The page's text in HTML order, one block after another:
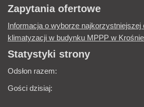
Zapytania ofertowe
Informacja o wyborze najkorzystniejszej
klimatyzacji w budynku MPPP w
Statystyki strony
Odsłon razem:
Gości dzisiaj: